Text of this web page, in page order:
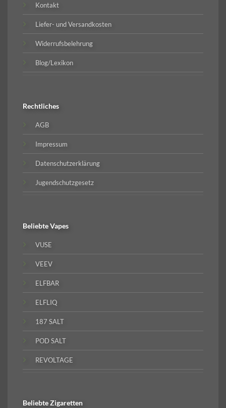
Kontakt
Liefer- und Versandkosten
Widerrufsbelehrung
Blog/Lexikon
Rechtliches
AGB
Impressum
Datenschutzerklärung
Jugendschutzgesetz
BeliebteVapes
VUSE
VEEV
ELFBAR
ELFLIQ
187 SALT
POD SALT
REVOLTAGE
BeliebteZigaretten